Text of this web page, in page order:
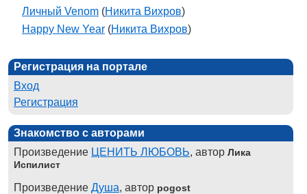
Личный Venom (Никита Вихров)
Happy New Year (Никита Вихров)
Регистрация на портале
Вход
Регистрация
Знакомство с авторами
Произведение ЦЕНИТЬ ЛЮБОВЬ, автор Лика
Испилист
Произведение Душа, автор pogost